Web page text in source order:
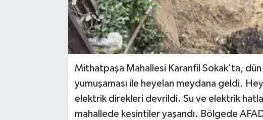
Mithatpaşa Mahallesi Karanfil Sokak'ta, dün
yumuşaması ile heyelan meydana geldi.
elektrik direkleri devrildi. Su ve elektrik
mahallede kesintiler yaşandı. Bölgede